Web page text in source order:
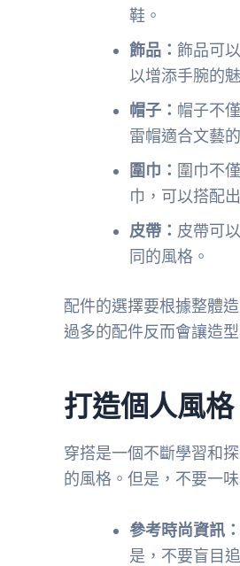
鞋。
飾品： 飾品可
以增添手腕的
帽子： 帽子不
雷帽適合文藝
圍巾： 圍巾不
巾，可以搭配
皮帶： 皮帶可
同的風格。
配件的選擇要根據整體
過多的配件反而會讓造
打造個人風
穿搭是一個不斷學習和
的風格。但是，不要一
參考時尚資訊：
是，不要盲目